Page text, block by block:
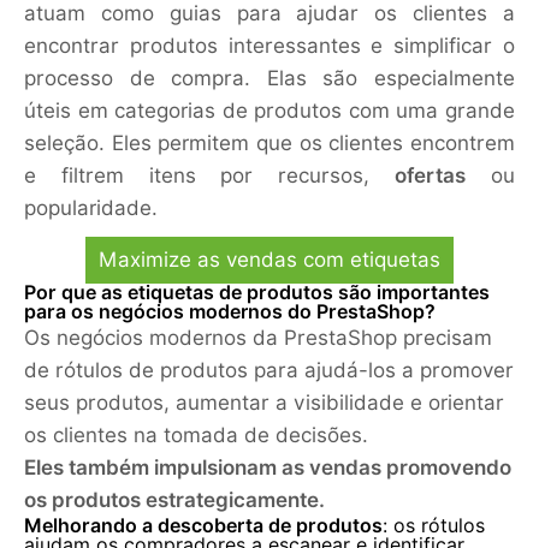
atuam como guias para ajudar os clientes a
encontrar produtos interessantes e simplificar o
processo de compra. Elas são especialmente
úteis em categorias de produtos com uma grande
seleção. Eles permitem que os clientes encontrem
e filtrem itens por recursos,ofertas ou
popularidade.
Maximize as vendas com etiquetas
Por que as etiquetas de produtos são importantes
para os negócios modernos do PrestaShop?
Os negócios modernos da PrestaShop precisam
de rótulos de produtos para ajudá-los a promover
seus produtos, aumentar a visibilidade e orientar
os clientes na tomada de decisões.
Eles também impulsionam as vendas promovendo
os produtos estrategicamente.
Melhorando a descoberta de produtos: os rótulos